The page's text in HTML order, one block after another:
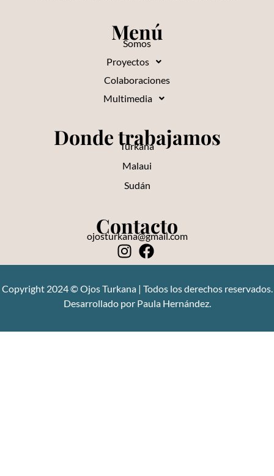
Menú
Somos
Proyectos
Colaboraciones
Multimedia
Donde trabajamos
Turkana
Malaui
Sudán
Contacto
ojosturkana@gmail.com
Copyright 2024 © Ojos Turkana | Todos los derechos reservados.
Desarrollado por Paula Hernández.